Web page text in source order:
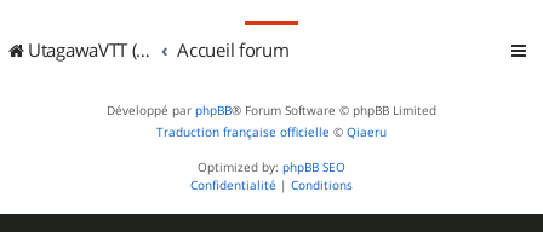
UtagawaVTT (Randos VTT et VTTAE avec traces GPS) Accueil forum
Développé par phpBB® Forum Software © phpBB Limited
Traduction française officielle © Qiaeru
Optimized by: phpBB SEO
Confidentialité | Conditions